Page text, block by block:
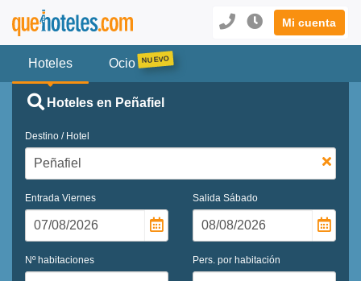
Mi cuenta
Hoteles Ocio
Hoteles en Peñafiel
Destino / Hotel
Entrada Viernes Salida Sábado
Nº habitaciones Pers. por habitación